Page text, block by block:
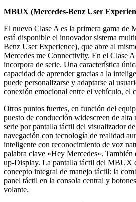
MBUX (Mercedes-Benz User
El nuevo Clase A es la primera gama de
está disponible el innovador sistema
Benz User Experience), que abre al
Mercedes me Connectivity. En el Clase A
incorpora de serie. Una característica
capacidad de aprender gracias a la
puede personalizarse y adaptarse al
conexión emocional entre el vehículo, el
Otros puntos fuertes, en función del
puesto de conducción widescreen de alta
serie por pantalla táctil del visualizador
navegación con tecnología de realidad
inteligente con reconocimiento de voz
palabra clave «Hey Mercedes». También
up-Display. La pantalla táctil del MBUX
concepto integral de manejo táctil: la
panel táctil en la consola central y
volante.